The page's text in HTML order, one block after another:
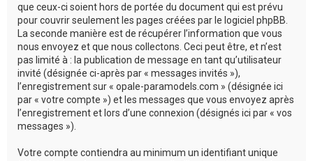
que ceux-ci soient hors de portée du document qui est prévu
pour couvrir seulement les pages créées par le logiciel phpBB.
La seconde manière est de récupérer l’information que vous
nous envoyez et que nous collectons. Ceci peut être, et n’est
pas limité à : la publication de message en tant qu’utilisateur
invité (désignée ci-après par « messages invités »),
l’enregistrement sur « opale-paramodels.com » (désignée ici
par « votre compte ») et les messages que vous envoyez après
l’enregistrement et lors d’une connexion (désignés ici par « vos
messages »).
Votre compte contiendra au minimum un identifiant unique